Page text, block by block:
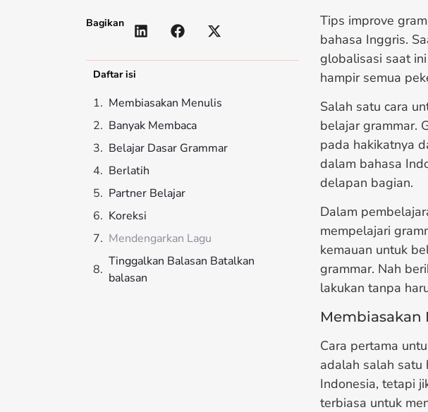
Bagikan
Daftar isi
Membiasakan Menulis
Banyak Membaca
Belajar Dasar Grammar
Berlatih
Partner Belajar
Koreksi
Mendengarkan Lagu
Tinggalkan Balasan Batalkan
balasan
Tips improve
bahasa Inggris.
globalisasi saat
hampir semua
Salah satu cara
belajar grammar.
pada hakikatnya
dalam bahasa
delapan bagian.
Dalam
mempelajari
kemauan untuk
grammar. Nah
lakukan tanpa
Membiasakan
Cara pertama
adalah salah
Indonesia, tetapi
terbiasa untuk